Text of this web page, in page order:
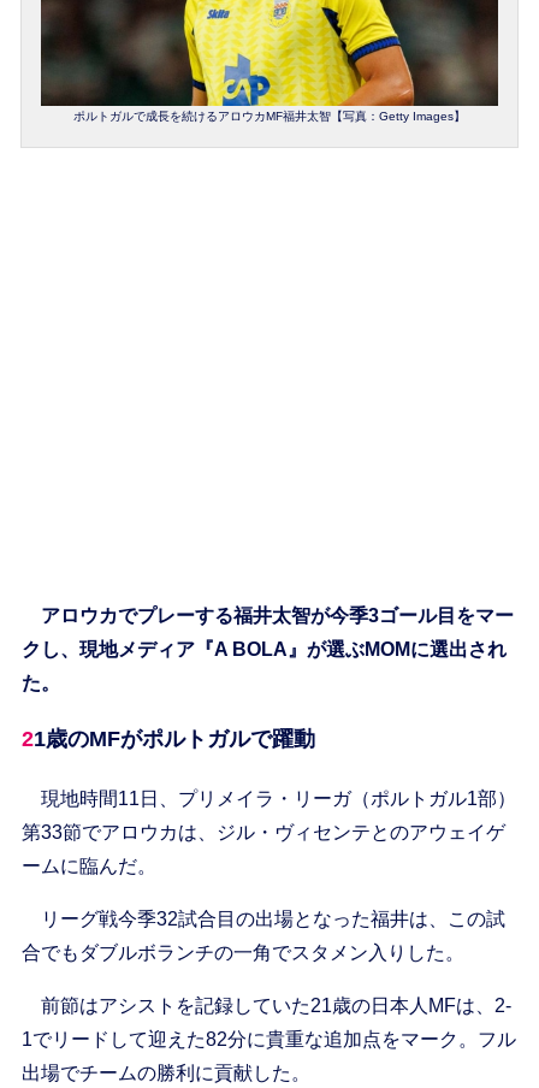
ポルトガルで成長を続けるアロウカMF福井太智【写真：Getty Images】
アロウカでプレーする福井太智が今季3ゴール目をマー
クし、現地メディア『A BOLA』が選ぶMOMに選出され
た。
21歳のMFがポルトガルで躍動
現地時間11日、プリメイラ・リーガ（ポルトガル1部）
第33節でアロウカは、ジル・ヴィセンテとのアウェイゲ
ームに臨んだ。
リーグ戦今季32試合目の出場となった福井は、この試
合でもダブルボランチの一角でスタメン入りした。
前節はアシストを記録していた21歳の日本人MFは、2-
1でリードして迎えた82分に貴重な追加点をマーク。フル
出場でチームの勝利に貢献した。